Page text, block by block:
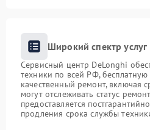
Широкий спектр услуг
Сервисный центр DeLonghi
техники по всей РФ, бесплатную
качественный ремонт, включая
могут отслеживать статус
предоставляется
продления срока службы